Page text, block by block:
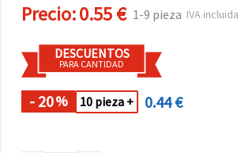
Precio:0.55 € 1-9 pieza IVA incluida
DESCUENTOS
PARA CANTIDAD
- 20% 10 pieza + 0.44 €